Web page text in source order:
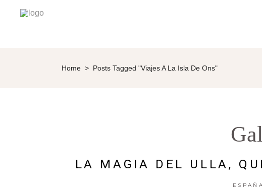
Home > Posts Tagged "Viajes A La Isla De Ons"
LA MAGIA DEL ULLA,
ESPAÑA